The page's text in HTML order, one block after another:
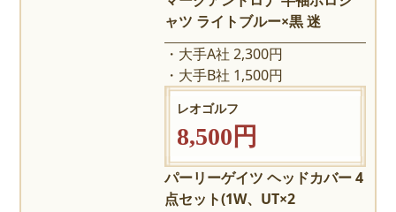
ャツ ライトブルー×黒 迷
大手A社 2,300円
大手B社 1,500円
レオゴルフ
8,500円
パーリーゲイツ ヘッドカバー 4
点セット(1W、UT×2